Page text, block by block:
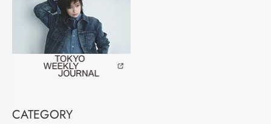
CATEGORY